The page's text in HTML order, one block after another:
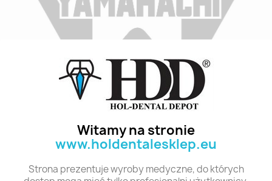
Witamy na stronie
www.holdentalesklep.eu
Strona prezentuje wyroby medyczne, do których
A2 M28G 8
Polecane produkty z tej kategorii